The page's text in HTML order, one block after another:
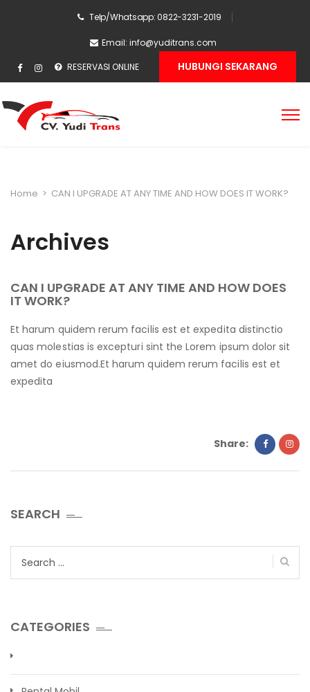
Telp/Whatsapp: 0822-3231-2019
Email: info@yuditrans.com
RESERVASI ONLINE HUBUNGI SEKARANG
Home > CAN I UPGRADE AT ANY TIME AND HOW DOES IT WORK?
Archives
CAN I UPGRADE AT ANY TIME AND HOW DOES
IT WORK?
Et harum quidem rerum facilis est et expedita distinctio
quas molestias is excepturi sint the Lorem ipsum dolor sit
amet do eiusmod.Et harum quidem rerum facilis est et
expedita
Share:
SEARCH
CATEGORIES